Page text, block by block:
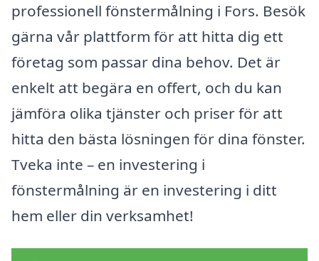
professionell fönstermålning i Fors. Besök
gärna vår plattform för att hitta dig ett
företag som passar dina behov. Det är
enkelt att begära en offert, och du kan
jämföra olika tjänster och priser för att
hitta den bästa lösningen för dina fönster.
Tveka inte – en investering i
fönstermålning är en investering i ditt
hem eller din verksamhet!